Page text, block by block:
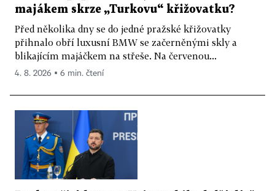
majákem skrze „Turkovu“ křižovatku?
Před několika dny se do jedné pražské křižovatky
přihnalo obří luxusní BMW se začerněnými skly a
blikajícím majáčkem na střeše. Na červenou...
4. 8. 2026 ▪ 6 min. čtení